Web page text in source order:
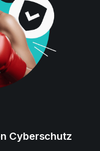
Cyberschutz